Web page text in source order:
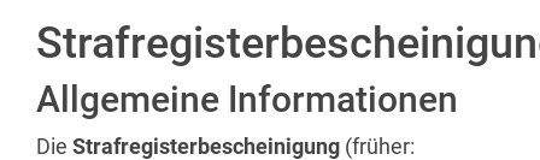
Allgemeine Informationen
Die Strafregisterbescheinigung (früher: